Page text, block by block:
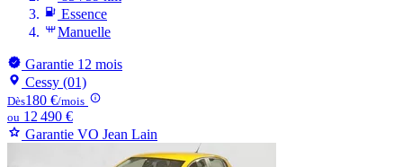
Essence
Manuelle
Garantie 12 mois
Cessy (01)
Dès180 €/mois
ou 12 490 €
Garantie VO Jean Lain